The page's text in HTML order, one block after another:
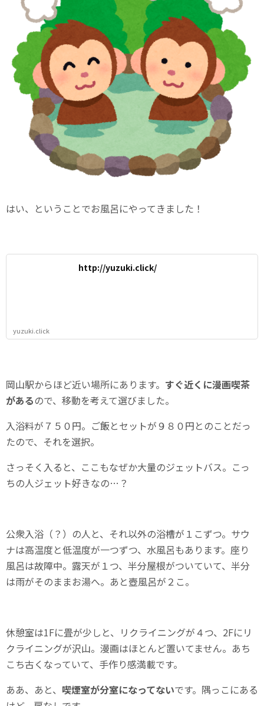
はい、ということでお風呂にやってきました！
http://yuzuki.click/
yuzuki.click
岡山駅からほど近い場所にあります。 すぐ近くに漫画喫茶
があるので、移動を考えて選びました。
入浴料が７５０円。ご飯とセットが９８０円とのことだっ
たので、それを選択。
さっそく入ると、ここもなぜか大量のジェットバス。こっ
ちの人ジェット好きなの…？
公衆入浴（？）の人と、それ以外の浴槽が１こずつ。サウ
ナは高温度と低温度が一つずつ、水風呂もあります。座り
風呂は故障中。露天が１つ、半分屋根がついていて、半分
は雨がそのままお湯へ。あと壺風呂が２こ。
休憩室は1Fに畳が少しと、リクライニングが４つ、2Fにリ
クライニングが沢山。漫画はほとんど置いてません。あち
こち古くなっていて、手作り感満載です。
ああ、あと、 喫煙室が分室になってないです。隅っこにある